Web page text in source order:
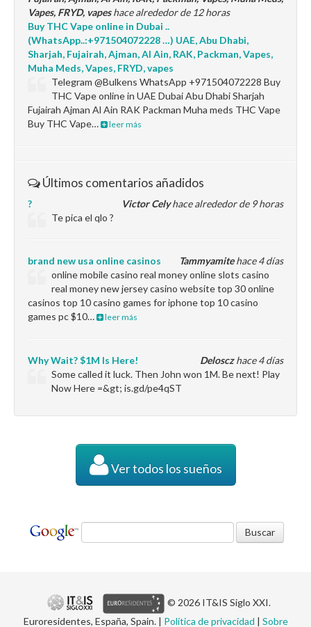
Vapes, FRYD, vapeshace alrededor de 12 horas
Buy THC Vape online in Dubai ..
(WhatsApp..:+971504072228 …) UAE, Abu Dhabi,
Sharjah, Fujairah, Ajman, Al Ain, RAK, Packman, Vapes,
Muha Meds, Vapes, FRYD, vapes
Telegram @Bulkens WhatsApp +971504072228 Buy
THC Vape online in UAE Dubai Abu Dhabi Sharjah
Fujairah Ajman Al Ain RAK Packman Muha meds THC Vape
Buy THC Vape…
leer más
Últimos comentarios añadidos
Victor Celyhace alrededor de 9 horas
?
Te pica el qlo ?
Tammyamitehace 4 días
brand new usa online casinos
online mobile casino real money online slots casino
real money new jersey casino website top 30 online
casinos top 10 casino games for iphone top 10 casino
games pc $10…
leer más
Delosczhace 4 días
Why Wait? $1M Is Here!
Some called it luck. Then John won 1M. Be next! Play
Now Here =&gt; is.gd/pe4qST
Ver todos los sueños
© 2026 IT&IS Siglo XXI.
Euroresidentes, España, Spain. | Política de privacidad | Sobre